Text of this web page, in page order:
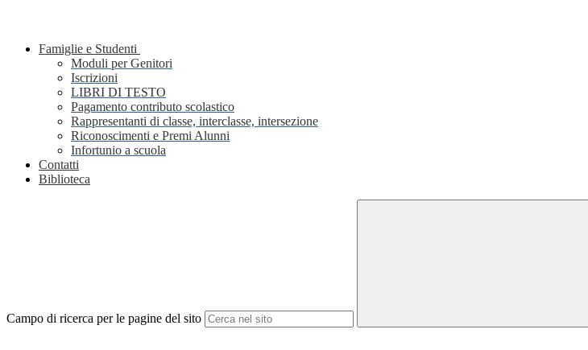
Famiglie e Studenti
Moduli per Genitori
Iscrizioni
LIBRI DI TESTO
Pagamento contributo scolastico
Rappresentanti di classe, interclasse, intersezione
Riconoscimenti e Premi Alunni
Infortunio a scuola
Contatti
Biblioteca
Campo di ricerca per le pagine del sito